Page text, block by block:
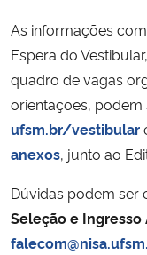
As informações
Espera do
quadro de vagas
orientações, podem
ufsm.br/vestibular
anexos, junto ao
Dúvidas podem ser
Seleção e Ingresso